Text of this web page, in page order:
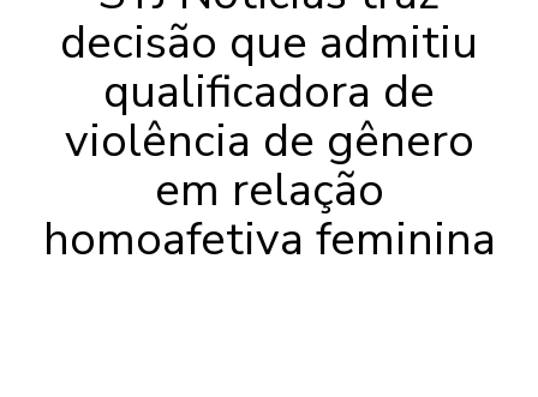
decisão que admitiu
qualificadora de
violência de gênero
em relação
homoafetiva feminina